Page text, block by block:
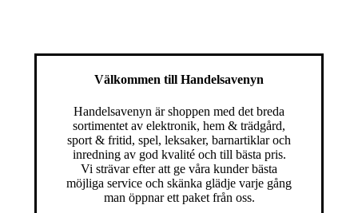
Välkommen till Handelsavenyn
Handelsavenyn är shoppen med det breda
sortimentet av elektronik, hem & trädgård,
sport & fritid, spel, leksaker, barnartiklar och
inredning av god kvalité och till bästa pris.
Vi strävar efter att ge våra kunder bästa
möjliga service och skänka glädje varje gång
man öppnar ett paket från oss.